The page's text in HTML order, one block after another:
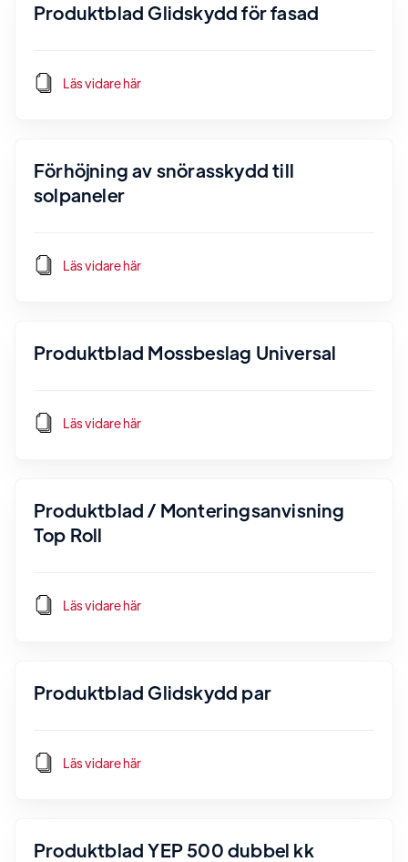
Produktblad Glidskydd för fasad
Läs vidare här
Förhöjning av snörasskydd till
solpaneler
Läs vidare här
Produktblad Mossbeslag Universal
Läs vidare här
Produktblad / Monteringsanvisning
Top Roll
Läs vidare här
Produktblad Glidskydd par
Läs vidare här
Produktblad YEP 500 dubbel kk